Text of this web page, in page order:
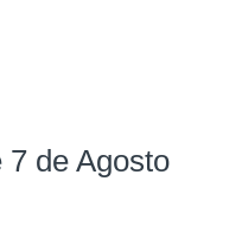
7 de Agosto